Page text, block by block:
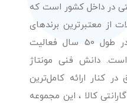
در داخل کشور است که
از معتبرترین برندهای
شناخته شده بین‌المللی را در طول 50 سال فعالیت
دانش فنی مونتاژ
در کنار ارائه کامل‌ترین
کالا ، این مجموعه